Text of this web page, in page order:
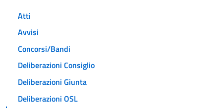
Atti
Avvisi
Concorsi/Bandi
Deliberazioni Consiglio
Deliberazioni Giunta
Deliberazioni OSL